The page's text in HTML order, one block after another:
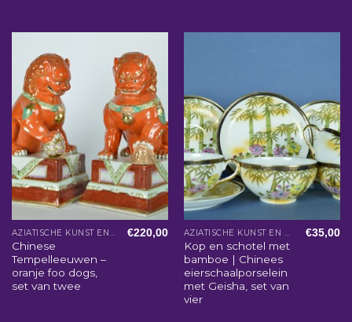
Chinese
Tempelleeuwen –
oranje foo dogs,
set van twee
€220,00
Kop en schotel met
bamboe | Chinees
eierschaalporselein
met Geisha, set van
vier
€35,00